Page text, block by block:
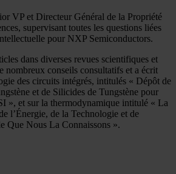
VP et Directeur Général de la Propriété
supervisant toutes les questions liées
pour NXP Semiconductors.
dans diverses revues scientifiques et
nombreux conseils consultatifs et a écrit
des circuits intégrés, intitulés « Dépôt de
et de Silicides de Tungstène pour
», et sur la thermodynamique intitulé « La
l’Énergie, de la Technologie et de
Que Nous La Connaissons ».